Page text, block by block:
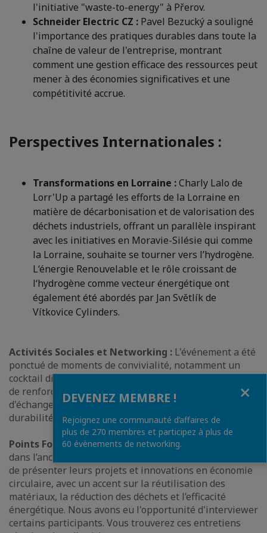
l'initiative "waste-to-energy" à Přerov.
Schneider Electric CZ : Pavel Bezucký a souligné
l'importance des pratiques durables dans toute la
chaîne de valeur de l'entreprise, montrant
comment une gestion efficace des ressources peut
mener à des économies significatives et une
compétitivité accrue.
Perspectives Internationales :
Transformations en Lorraine :Charly Lalo de
Lorr'Up a partagé les efforts de la Lorraine en
matière de décarbonisation et de valorisation des
déchets industriels, offrant un parallèle inspirant
avec les initiatives en Moravie-Silésie qui comme
la Lorraine, souhaite se tourner vers l’hydrogène.
L‘énergie Renouvelable et le rôle croissant de
l‘hydrogène comme vecteur énergétique ont
également été abordés par Jan Světlík de
Vítkovice Cylinders.
Activités Sociales et Networking : L'événement a été
ponctué de moments de convivialité, notamment un
cocktail dinatoire français permettant aux participants
de renforcer leurs réseaux professionnels et
d'échanger sur les meilleures pratiques en matière de
durabilité et d'innovation.
Points Forts de l'Exposition :L’exposition gratuite
dans l’ancienne usine à gaz a permis aux entreprises
de présenter leurs projets et innovations en économie
circulaire, avec un accent sur la réutilisation des
matériaux, la réduction des déchets et l’efficacité
énergétique. Nous avons eu l'opportunité d'interviewer
certains participants. Vous trouverez ces entretiens
DEVENEZ MEMBRE !
Rejoignez une communauté d’affaires de
plus de 270 membres et participez à plus de
60 évènements de networking.